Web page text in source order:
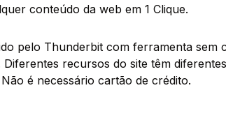
conteúdo da web em 1 Clique.
pelo Thunderbit com ferramenta sem
recursos do site têm
é necessário cartão de crédito.